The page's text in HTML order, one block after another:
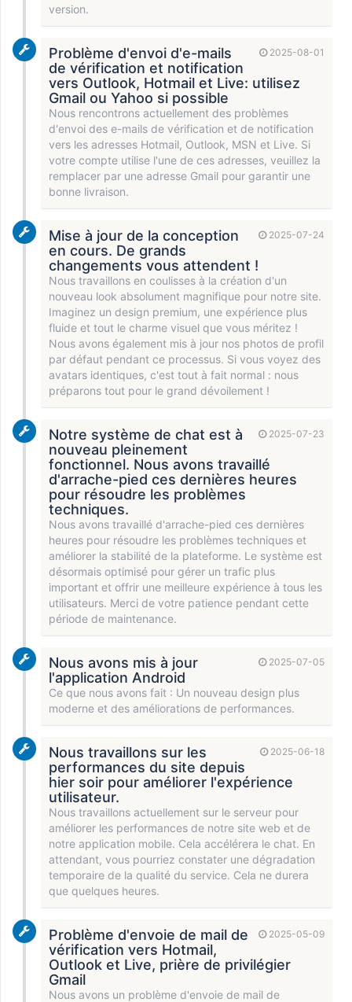
version.
2025-08-01
Problème d'envoi d'e-mails
de vérification et notification
vers Outlook, Hotmail et Live: utilisez
Gmail ou Yahoo si possible
Nous rencontrons actuellement des problèmes
d'envoi des e-mails de vérification et de notification
vers les adresses Hotmail, Outlook, MSN et Live. Si
votre compte utilise l'une de ces adresses, veuillez la
remplacer par une adresse Gmail pour garantir une
bonne livraison.
2025-07-24
Mise à jour de la conception
en cours. De grands
changements vous attendent !
Nous travaillons en coulisses à la création d'un
nouveau look absolument magnifique pour notre site.
Imaginez un design premium, une expérience plus
fluide et tout le charme visuel que vous méritez !
Nous avons également mis à jour nos photos de profil
par défaut pendant ce processus. Si vous voyez des
avatars identiques, c'est tout à fait normal : nous
préparons tout pour le grand dévoilement !
2025-07-23
Notre système de chat est à
nouveau pleinement
fonctionnel. Nous avons travaillé
d'arrache-pied ces dernières heures
pour résoudre les problèmes
techniques.
Nous avons travaillé d'arrache-pied ces dernières
heures pour résoudre les problèmes techniques et
améliorer la stabilité de la plateforme. Le système est
désormais optimisé pour gérer un trafic plus
important et offrir une meilleure expérience à tous les
utilisateurs. Merci de votre patience pendant cette
période de maintenance.
2025-07-05
Nous avons mis à jour
l'application Android
Ce que nous avons fait : Un nouveau design plus
moderne et des améliorations de performances.
2025-06-18
Nous travaillons sur les
performances du site depuis
hier soir pour améliorer l'expérience
utilisateur.
Nous travaillons actuellement sur le serveur pour
améliorer les performances de notre site web et de
notre application mobile. Cela accélérera le chat. En
attendant, vous pourriez constater une dégradation
temporaire de la qualité du service. Cela ne durera
que quelques heures.
2025-05-09
Problème d'envoie de mail de
vérification vers Hotmail,
Outlook et Live, prière de privilégier
Gmail
Nous avons un problème d'envoie de mail de